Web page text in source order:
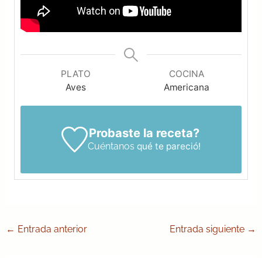
PLATO
Aves
COCINA
Americana
Probaste la receta?
Cuéntanos qué te pareció!
← Entrada anterior Entrada siguiente →